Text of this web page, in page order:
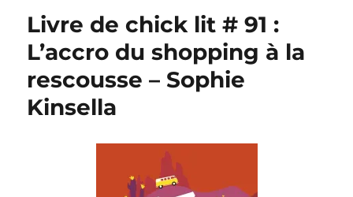
lit
106
:
Ma
Sophie
Livre de chick lit # 91 :
L’accro du shopping à la
rescousse – Sophie
Kinsella